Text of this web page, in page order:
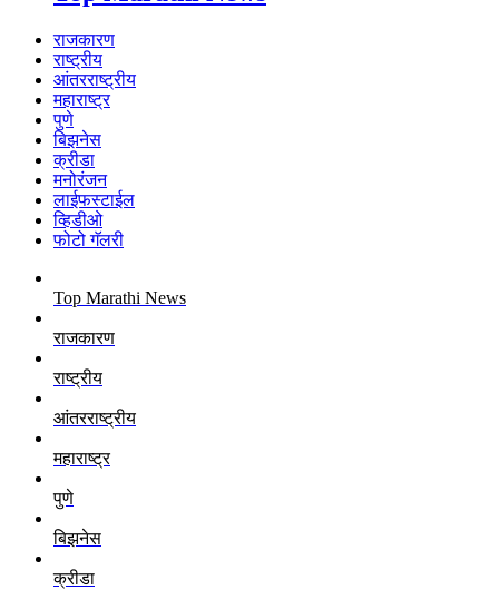
राजकारण
राष्ट्रीय
आंतरराष्ट्रीय
महाराष्ट्र
पुणे
बिझनेस
क्रीडा
मनोरंजन
लाईफस्टाईल
व्हिडीओ
फोटो गॅलरी
Top Marathi News
राजकारण
राष्ट्रीय
आंतरराष्ट्रीय
महाराष्ट्र
पुणे
बिझनेस
क्रीडा